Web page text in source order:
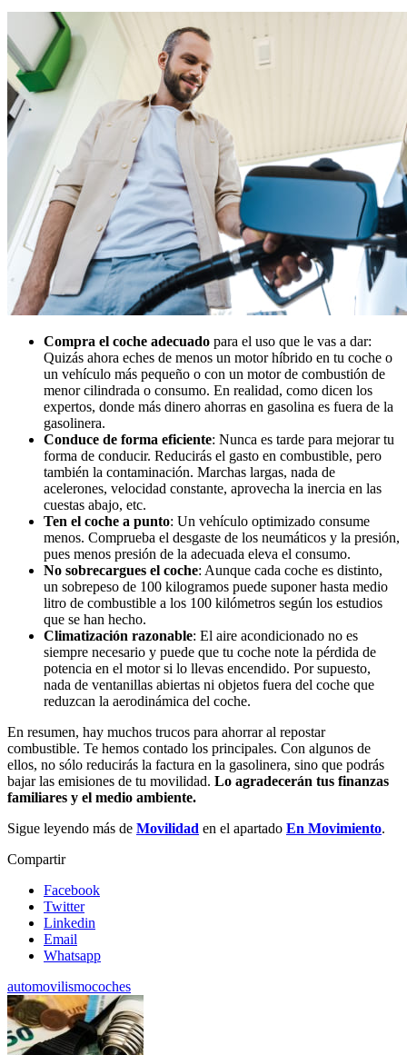
Compra el coche adecuado para el uso que le vas a dar:
Quizás ahora eches de menos un motor híbrido en tu coche o
un vehículo más pequeño o con un motor de combustión de
menor cilindrada o consumo. En realidad, como dicen los
expertos, donde más dinero ahorras en gasolina es fuera de la
gasolinera.
Conduce de forma eficiente: Nunca es tarde para mejorar tu
forma de conducir. Reducirás el gasto en combustible, pero
también la contaminación. Marchas largas, nada de
acelerones, velocidad constante, aprovecha la inercia en las
cuestas abajo, etc.
Ten el coche a punto: Un vehículo optimizado consume
menos. Comprueba el desgaste de los neumáticos y la presión,
pues menos presión de la adecuada eleva el consumo.
No sobrecargues el coche: Aunque cada coche es distinto,
un sobrepeso de 100 kilogramos puede suponer hasta medio
litro de combustible a los 100 kilómetros según los estudios
que se han hecho.
Climatización razonable: El aire acondicionado no es
siempre necesario y puede que tu coche note la pérdida de
potencia en el motor si lo llevas encendido. Por supuesto,
nada de ventanillas abiertas ni objetos fuera del coche que
reduzcan la aerodinámica del coche.
En resumen, hay muchos trucos para ahorrar al repostar
combustible. Te hemos contado los principales. Con algunos de
ellos, no sólo reducirás la factura en la gasolinera, sino que podrás
bajar las emisiones de tu movilidad. Lo agradecerán tus finanzas
familiares y el medio ambiente.
Sigue leyendo más de Movilidad en el apartado En Movimiento.
Compartir
Facebook
Twitter
Linkedin
Email
Whatsapp
automovilismocoches